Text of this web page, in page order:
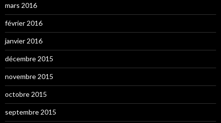
mars 2016
février 2016
janvier 2016
décembre 2015
novembre 2015
octobre 2015
septembre 2015